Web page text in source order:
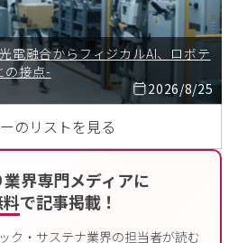
界専門メディアに
で記事掲載！
ク・サステナ業界の担当者が読む
電融合からフィジカルAI、ロボテ
の接点-
2026/8/25
のリストを見る